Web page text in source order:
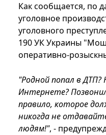
Как сообщается, по
уголовное
уголовного
190 УК Украины
оперативно-
"Родной попал в
Интернете?
правило, которое
никогда не
людям!", -